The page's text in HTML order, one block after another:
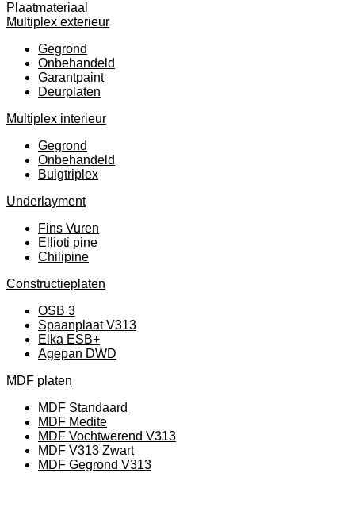
Plaatmateriaal
Multiplex exterieur
Gegrond
Onbehandeld
Garantpaint
Deurplaten
Multiplex interieur
Gegrond
Onbehandeld
Buigtriplex
Underlayment
Fins Vuren
Ellioti pine
Chilipine
Constructieplaten
OSB 3
Spaanplaat V313
Elka ESB+
Agepan DWD
MDF platen
MDF Standaard
MDF Medite
MDF Vochtwerend V313
MDF V313 Zwart
MDF Gegrond V313